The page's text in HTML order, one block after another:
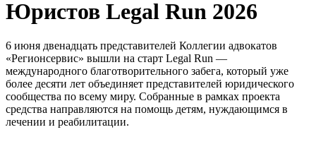
Юристов Legal Run 2026
6 июня двенадцать представителей Коллегии адвокатов
«Регионсервис» вышли на старт Legal Run —
международного благотворительного забега, который уже
более десяти лет объединяет представителей юридического
сообщества по всему миру. Собранные в рамках проекта
средства направляются на помощь детям, нуждающимся в
лечении и реабилитации.